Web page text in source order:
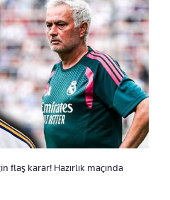
flaş karar! Hazırlık maçında